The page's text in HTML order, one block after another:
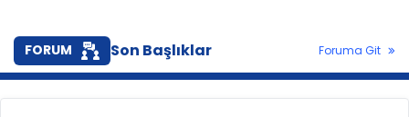
FORUM Son Başlıklar Foruma Git